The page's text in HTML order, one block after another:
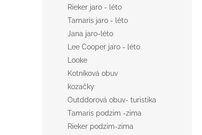
Rieker jaro - léto
Tamaris jaro - léto
Jana jaro-léto
Lee Cooper jaro - léto
Looke
Kotníková obuv
kozačky
Outddorová obuv- turistika
Tamaris podzim -zima
Rieker podzim-zima